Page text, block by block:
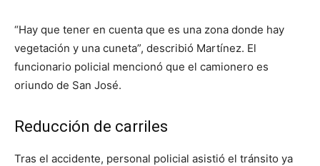
“Hay que tener en cuenta que es una zona donde hay
vegetación y una cuneta”, describió Martínez. El
funcionario policial mencionó que el camionero es
oriundo de San José.
Reducción de carriles
Tras el accidente, personal policial asistió el tránsito ya